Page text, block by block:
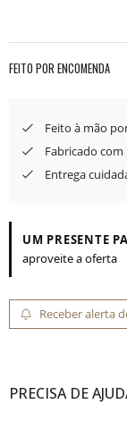
FEITO POR ENCOMENDA
Feito à mão
Fabricado
Entrega
UM PRESENTE
aproveite a oferta
Receber alerta
PRECISA DE